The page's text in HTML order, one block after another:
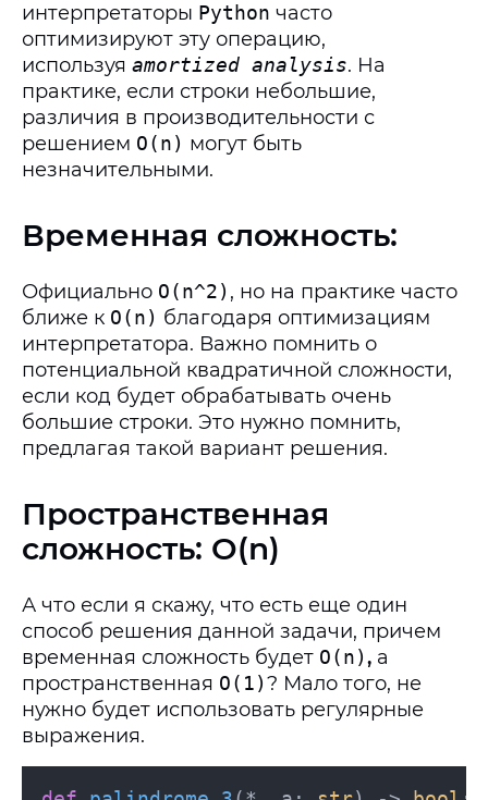
интерпретаторы Python часто
оптимизируют эту операцию,
используя amortized analysis. На
практике, если строки небольшие,
различия в производительности с
решением O(n) могут быть
незначительными.
Временная сложность:
Официально O(n^2) , но на практике часто
ближе к O(n) благодаря оптимизациям
интерпретатора. Важно помнить о
потенциальной квадратичной сложности,
если код будет обрабатывать очень
большие строки. Это нужно помнить,
предлагая такой вариант решения.
Пространственная
сложность: O(n)
А что если я скажу, что есть еще один
способ решения данной задачи, причем
временная сложность будет O(n), а
пространственная O(1)? Мало того, не
нужно будет использовать регулярные
выражения.